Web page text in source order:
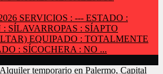
SERVICIOS : --- ESTADO :
SÍLAVARROPAS : SÍAPTO
EQUIPADO : TOTALMENTE
: SÍCOCHERA : NO ...